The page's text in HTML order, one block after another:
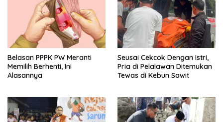
Belasan PPPK PW Meranti
Memilih Berhenti, Ini
Alasannya
Seusai Cekcok Dengan Istri,
Pria di Pelalawan Ditemukan
Tewas di Kebun Sawit